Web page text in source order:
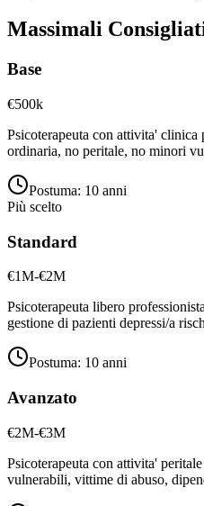
Massimali
Base
€500k
Psicoterapeuta con attivita' clinica
ordinaria, no peritale, no minori
Postuma: 10 anni
Più scelto
Standard
€1M-€2M
Psicoterapeuta libero
gestione di pazienti depressi/a
Postuma: 10 anni
Avanzato
€2M-€3M
Psicoterapeuta con attivita'
vulnerabili, vittime di abuso,